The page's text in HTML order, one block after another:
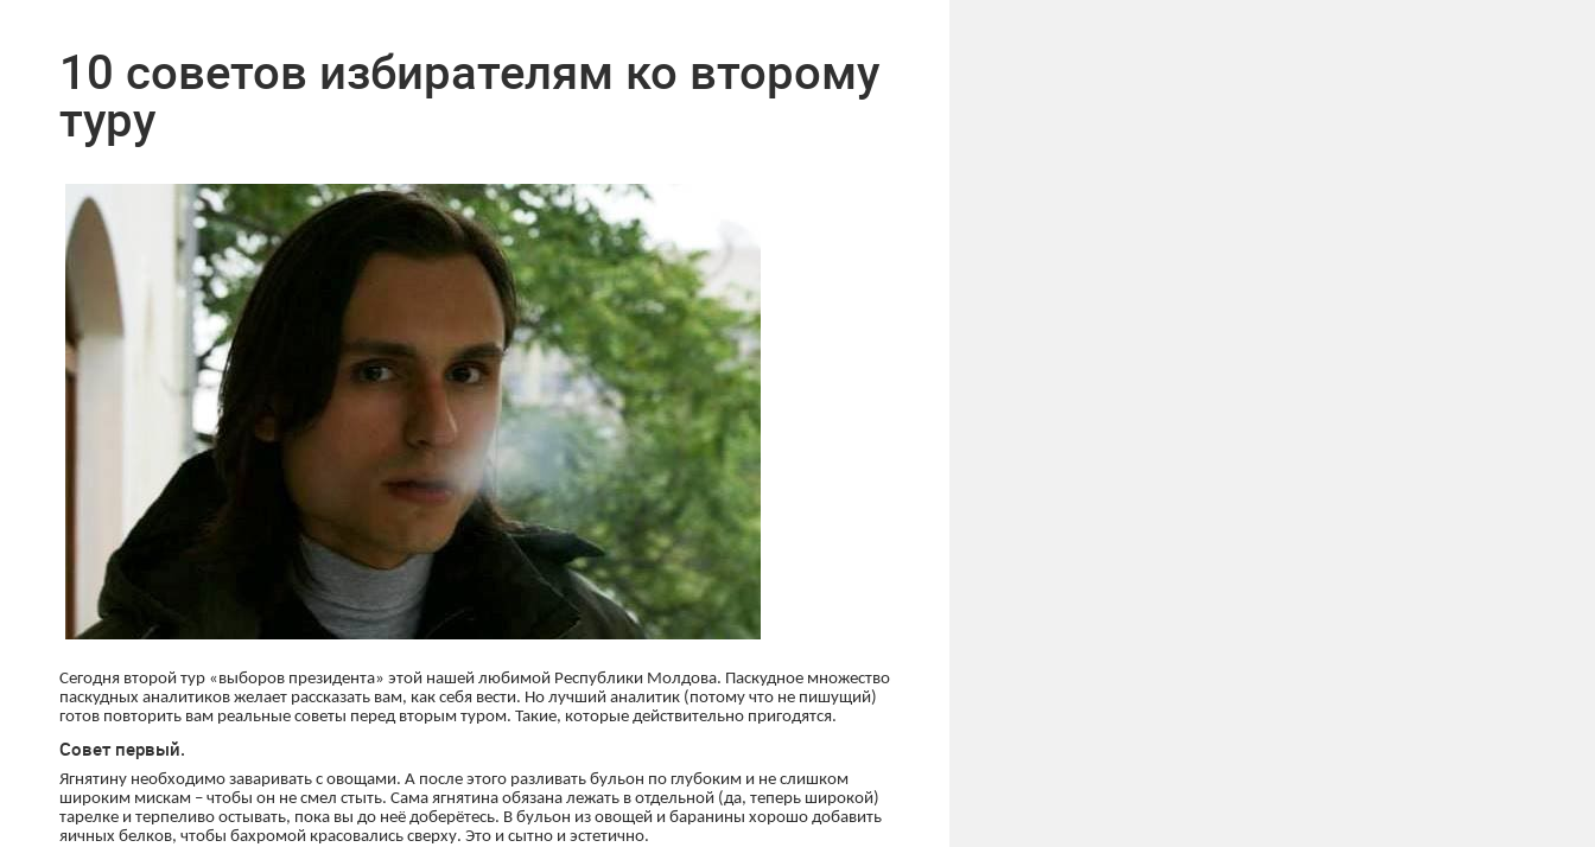
10 советов избирателям ко второму
туру
Сегодня второй тур «выборов президента» этой нашей любимой Республики Молдова. Паскудное множество
паскудных аналитиков желает рассказать вам, как себя вести. Но лучший аналитик (потому что не пишущий)
готов повторить вам реальные советы перед вторым туром. Такие, которые действительно пригодятся.
Совет первый.
Ягнятину необходимо заваривать с овощами. А после этого разливать бульон по глубоким и не слишком
широким мискам – чтобы он не смел стыть. Сама ягнятина обязана лежать в отдельной (да, теперь широкой)
тарелке и терпеливо остывать, пока вы до неё доберётесь. В бульон из овощей и баранины хорошо добавить
яичных белков, чтобы бахромой красовались сверху. Это и сытно и эстетично.